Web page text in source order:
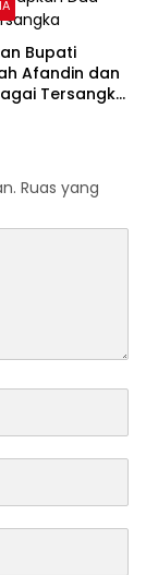
Bupati
Afandin dan
Tersangka
Ruas yang